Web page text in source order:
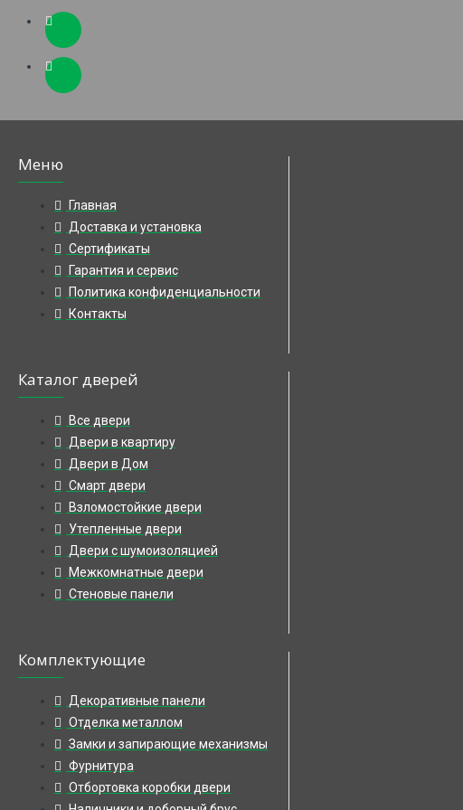
Меню
Главная
Доставка и установка
Сертификаты
Гарантия и сервис
Политика конфиденциальности
Контакты
Каталог дверей
Все двери
Двери в квартиру
Двери в Дом
Смарт двери
Взломостойкие двери
Утепленные двери
Двери с шумоизоляцией
Межкомнатные двери
Стеновые панели
Комплектующие
Декоративные панели
Отделка металлом
Замки и запирающие механизмы
Фурнитура
Отбортовка коробки двери